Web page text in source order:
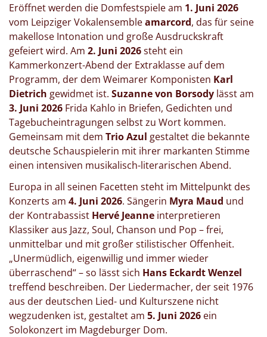
Eröffnet werden die Domfestspiele am 1. Juni 2026
vom Leipziger Vokalensembleamarcord, das für seine
makellose Intonation und große Ausdruckskraft
gefeiert wird. Am 2. Juni 2026steht ein
Kammerkonzert-Abend der Extraklasse auf dem
Programm, der dem Weimarer Komponisten Karl
Dietrich gewidmet ist. Suzanne von Borsody lässt am
3. Juni 2026 Frida Kahlo in Briefen, Gedichten und
Tagebucheintragungen selbst zu Wort kommen.
Gemeinsam mit dem Trio Azul gestaltet die bekannte
deutsche Schauspielerin mit ihrer markanten Stimme
einen intensiven musikalisch-literarischen Abend.
Europa in all seinen Facetten steht im Mittelpunkt des
Konzerts am 4. Juni 2026. Sängerin Myra Maud und
der Kontrabassist Hervé Jeanne interpretieren
Klassiker aus Jazz, Soul, Chanson und Pop – frei,
unmittelbar und mit großer stilistischer Offenheit.
„Unermüdlich, eigenwillig und immer wieder
überraschend“ – so lässt sich Hans Eckardt Wenzel
treffend beschreiben. Der Liedermacher, der seit 1976
aus der deutschen Lied- und Kulturszene nicht
wegzudenken ist, gestaltet am 5. Juni 2026 ein
Solokonzert im Magdeburger Dom.